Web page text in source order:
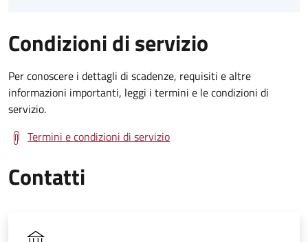
Condizioni di servizio
Per conoscere i dettagli di scadenze, requisiti e altre
informazioni importanti, leggi i termini e le condizioni di
servizio.
Termini e condizioni di servizio
Contatti